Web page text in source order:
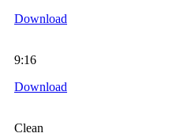
Download
9:16
Download
Clean